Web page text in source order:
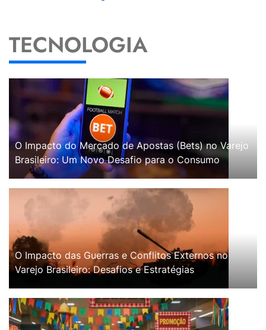
TECNOLOGIA
O Impacto do Mercado de Apostas (Bets) no Varejo
Brasileiro: Um Novo Desafio para o Consumo
O Impacto das Guerras e Conflitos Externos no
Varejo Brasileiro: Desafios e Estratégias